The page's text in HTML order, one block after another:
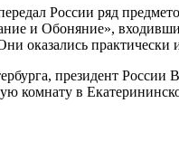
России ряд
и Обоняние»,
оказались практически
президент
в